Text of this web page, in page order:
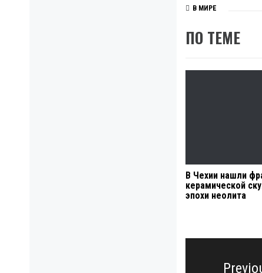
В МИРЕ
ПО ТЕМЕ
В Чехии нашли
керамической
эпохи неолита
Навигация